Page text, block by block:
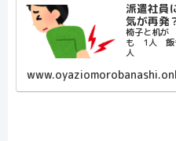
派遣社員
気が再発
椅子と机が
も 1人 飯
人